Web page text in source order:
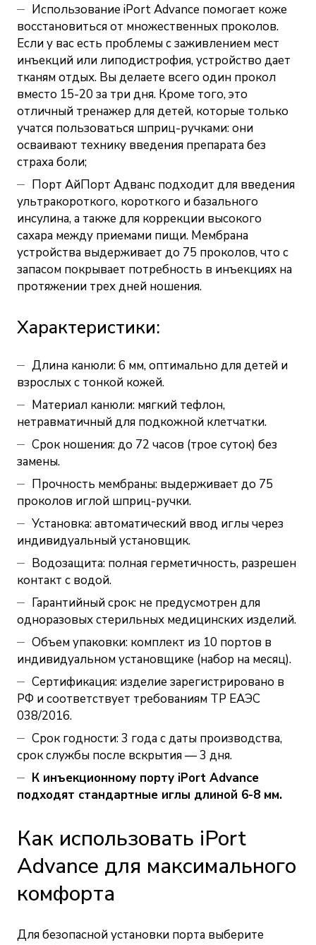
Использование iPort Advance помогает коже
восстановиться от множественных проколов.
Если у вас есть проблемы с заживлением мест
инъекций или липодистрофия, устройство дает
тканям отдых. Вы делаете всего один прокол
вместо 15-20 за три дня. Кроме того, это
отличный тренажер для детей, которые только
учатся пользоваться шприц-ручками: они
осваивают технику введения препарата без
страха боли;
Порт АйПорт Адванс подходит для введения
ультракороткого, короткого и базального
инсулина, а также для коррекции высокого
сахара между приемами пищи. Мембрана
устройства выдерживает до 75 проколов, что с
запасом покрывает потребность в инъекциях на
протяжении трех дней ношения.
Характеристики:
Длина канюли: 6 мм, оптимально для детей и
взрослых с тонкой кожей.
Материал канюли: мягкий тефлон,
нетравматичный для подкожной клетчатки.
Срок ношения: до 72 часов (трое суток) без
замены.
Прочность мембраны: выдерживает до 75
проколов иглой шприц-ручки.
Установка: автоматический ввод иглы через
индивидуальный установщик.
Водозащита: полная герметичность, разрешен
контакт с водой.
Гарантийный срок: не предусмотрен для
одноразовых стерильных медицинских изделий.
Объем упаковки: комплект из 10 портов в
индивидуальном установщике (набор на месяц).
Сертификация: изделие зарегистрировано в
РФ и соответствует требованиям ТР ЕАЭС
038/2016.
Срок годности: 3 года с даты производства,
срок службы после вскрытия — 3 дня.
К инъекционному порту iPort Advance
подходят стандартные иглы длиной 6-8 мм.
Как использовать iPort
Advance для максимального
комфорта
Для безопасной установки порта выберите